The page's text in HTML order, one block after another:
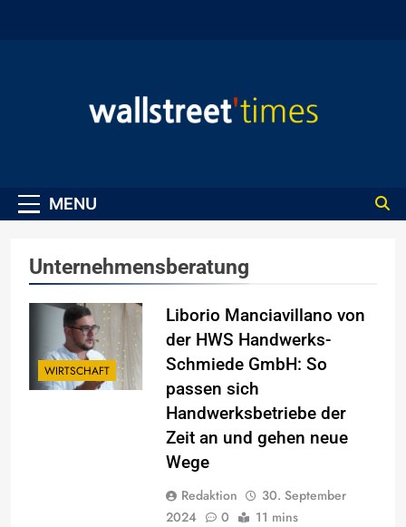
MENU
Unternehmensberatung
WIRTSCHAFT
Liborio Manciavillano von
der HWS Handwerks-
Schmiede GmbH: So
passen sich
Handwerksbetriebe der
Zeit an und gehen neue
Wege
Redaktion
30. September
2024
0 11 mins